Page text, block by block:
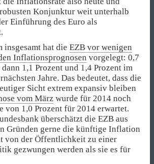
Konjunktur weit unterhalb
Einführung des Euro als
insgesamt hat die EZB vor wenigen
Inflationsprognosen vorgelegt: 0,7
1,1 Prozent und 1,4 Prozent im
Jahre. Das bedeutet, dass die
Sicht extrem expansiv bleiben
vom März wurde für 2014 noch
von 1,0 Prozent für 2014 erwartet.
überschätzt die EZB aus
Gründen gerne die künftige Inflation
von der Öffentlichkeit zu einer
gezwungen werden als sie es für